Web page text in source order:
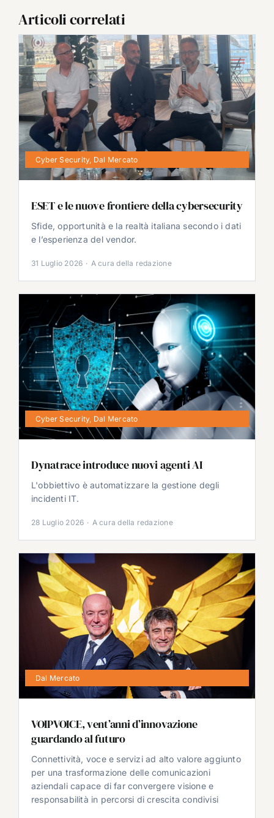
Articoli correlati
Cyber Security, Dal Mercato
ESET e le nuove frontiere della cybersecurity
Sfide, opportunità e la realtà italiana secondo i dati
e l’esperienza del vendor.
31 Luglio 2026 · A cura della redazione
Cyber Security, Dal Mercato
Dynatrace introduce nuovi agenti AI
L'obbiettivo è automatizzare la gestione degli
incidenti IT.
28 Luglio 2026 · A cura della redazione
Dal Mercato
VOIPVOICE, vent’anni d’innovazione
guardando al futuro
Connettività, voce e servizi ad alto valore aggiunto
per una trasformazione delle comunicazioni
aziendali capace di far convergere visione e
responsabilità in percorsi di crescita condivisi